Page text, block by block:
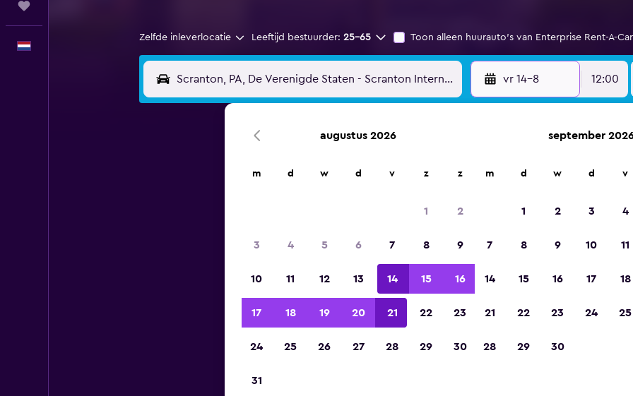
Zelfde inleverlocatie Leeftijd bestuurder: 25-65 Toon alleen huurauto's van Enterprise Rent-A-Car
vr 14-8 12:00
app 2023
augustus 2026
m d w d v z z
1 2
3 4 5 6 7 8 9
10 11 12 13 14 15 16
17 18 19 20 21 22 23
24 25 26 27 28 29 30
31
september
m d w d v
1 2 3 4
7 8 9 10 11
14 15 16 17 18
21 22 23 24 25
28 29 30